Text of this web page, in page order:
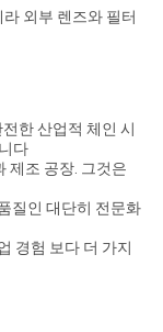
외부 렌즈와 필터
한 산업적 체인 시
다
제조 공장. 그것은
질인 대단히 전문화
경험 보다 더 가지